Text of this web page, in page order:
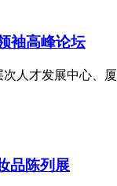
袖高峰论坛
人才发展中心、
品陈列展